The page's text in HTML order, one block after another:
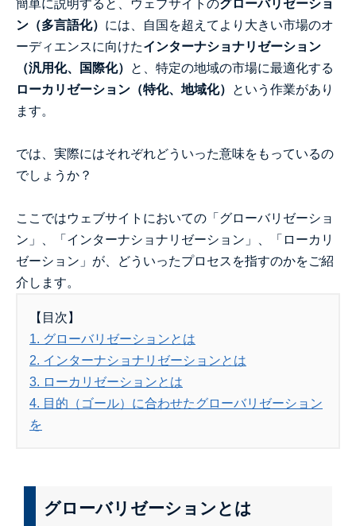
簡単に説明すると、ウェブサイトのグローバリゼーショ
ン（多言語化） には、自国を超えてより大きい市場のオ
ーディエンスに向けたインターナショナリゼーション
（汎用化、国際化）
と、特定の地域の市場に最適化する
ローカリゼーション（特化、地域化）
という作業があり
ます。
では、実際にはそれぞれどういった意味をもっているの
でしょうか？
ここではウェブサイトにおいての「グローバリゼーショ
ン」、「インターナショナリゼーション」、「ローカリ
ゼーション」が、どういったプロセスを指すのかをご紹
介します。
【目次】
1. グローバリゼーションとは
2. インターナショナリゼーションとは
3. ローカリゼーションとは
4. 目的（ゴール）に合わせたグローバリゼーション
を
グローバリゼーションとは